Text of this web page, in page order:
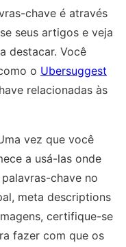
chave é através
seus artigos e veja
destacar. Você
o Ubersuggest
relacionadas às
vez que você
a usá-las onde
chave no
meta descriptions
certifique-se
fazer com que os